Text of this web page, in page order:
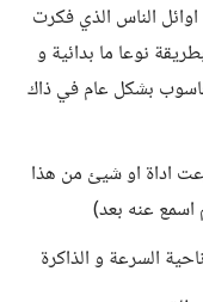
الناس الذي فكرت
نوعا ما بدائية و
بشكل عام في ذاك
اداة او شيئ من هذا
اسمع عنه بعد)
السرعة و الذاكرة